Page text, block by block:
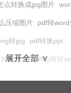
么转换成jpg图片
压缩图片 pdf转
转jpg pdf转换ppt
转换格式 pdf如何转
展开全部 ∨